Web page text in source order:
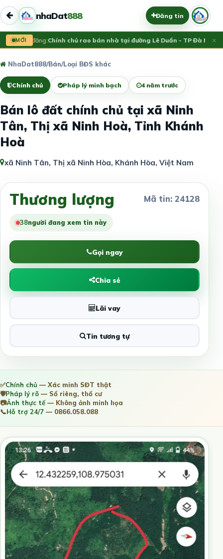
nhaDat888 Đăng tin
MỚI
Vừa đăng:Chính chủ rao bán nhà tại đường Lê Duẩn - TP Đà Nẵng;
×
NhaDat888/Bán/Loại BĐS khác
Chính chủ Pháp lý minh bạch 4 năm trước
Bán lô đất chính chủ tại xã Ninh
Tân, Thị xã Ninh Hoà, Tỉnh Khánh
Hoà
xã Ninh Tân, Thị xã Ninh Hòa, Khánh Hòa, Việt Nam
Thương lượng Mã tin: 24128
38người đang xem tin này
Gọi ngay
Chia sẻ
Lãi vay
Tin tương tự
✅Chính chủ — Xác minh SĐT thật
🛡️Pháp lý rõ — Sổ riêng, thổ cư
📷Ảnh thực tế— Không ảnh minh họa
📞Hỗ trợ 24/7 — 0866.058.088